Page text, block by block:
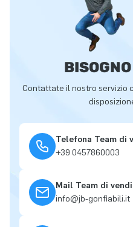
Contattate il nostro servizio
Telefona Team di
+39 0457860003
Mail Team di
info@jb-gonfiabili.it